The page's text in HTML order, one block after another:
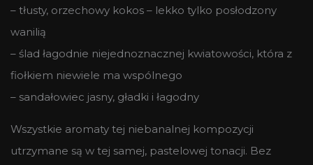
– tłusty, orzechowy kokos – lekko tylko posłodzony
wanilią
– ślad łagodnie niejednoznacznej kwiatowości, która z
fiołkiem niewiele ma wspólnego
– sandałowiec jasny, gładki i łagodny
Wszystkie aromaty tej niebanalnej kompozycji
utrzymane są w tej samej, pastelowej tonacji. Bez